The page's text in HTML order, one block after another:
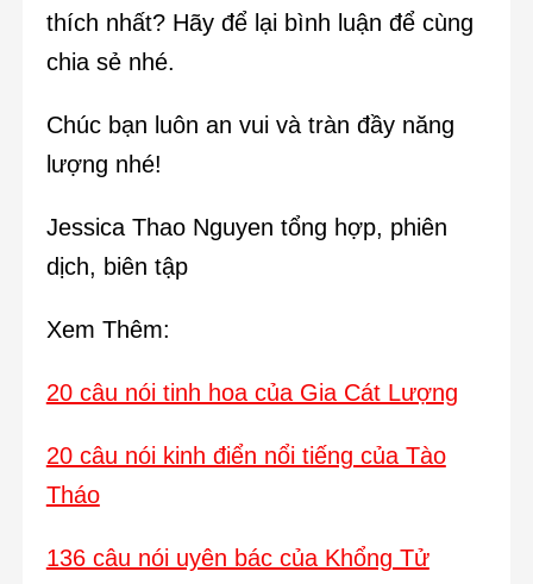
thích nhất? Hãy để lại bình luận để cùng
chia sẻ nhé.
Chúc bạn luôn an vui và tràn đầy năng
lượng nhé!
Jessica Thao Nguyen tổng hợp, phiên
dịch, biên tập
Xem Thêm:
20 câu nói tinh hoa của Gia Cát Lượng
20 câu nói kinh điển nổi tiếng của Tào
Tháo
136 câu nói uyên bác của Khổng Tử